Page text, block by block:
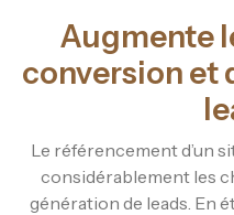
Augmente
conversion et
Le référencement d’un
considérablement les
génération de leads. En